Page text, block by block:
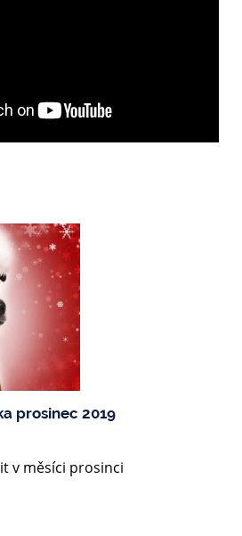
prosinec 2019
v měsíci prosinci